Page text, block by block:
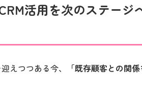
活用を次のステージ
えつつある今、
「既存顧客との関